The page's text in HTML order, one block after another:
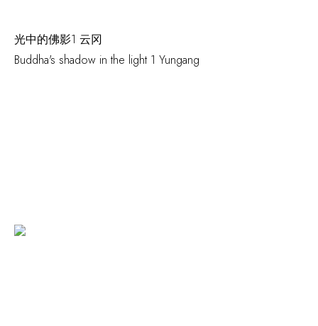
光中的佛影1 云冈
Buddha's shadow in the light 1 Yungang